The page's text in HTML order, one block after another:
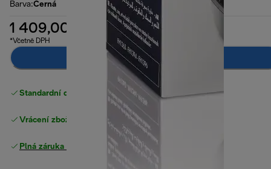
Barva:Černá
1 409,00 Kč
*Včetně DPH
Přidat do košíku
Standardní doručení zdarma nad 1200 Kč
Vrácení zboží zdarma
Plná záruka výrobce